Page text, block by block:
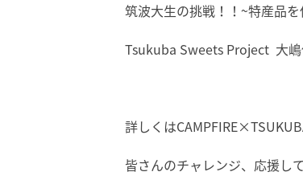
筑波大生の挑戦！！~特産品
Tsukuba Sweets Project 大
詳しくは
皆さんのチャレンジ、応援し